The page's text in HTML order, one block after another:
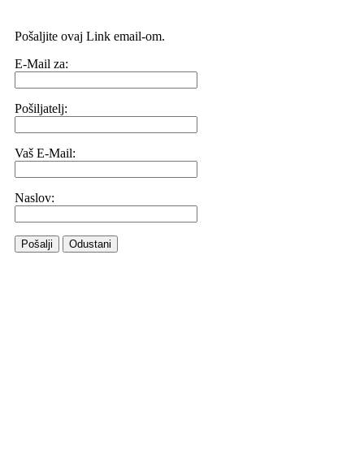
Pošaljite ovaj Link email-om.
E-Mail za:
Pošiljatelj:
Vaš E-Mail:
Naslov:
Pošalji Odustani